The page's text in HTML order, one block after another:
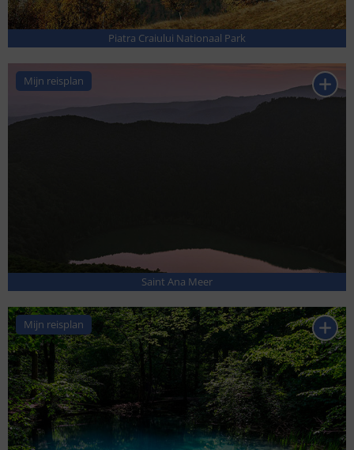
Piatra Craiului Nationaal Park
Mijn reisplan
Saint Ana Meer
Mijn reisplan